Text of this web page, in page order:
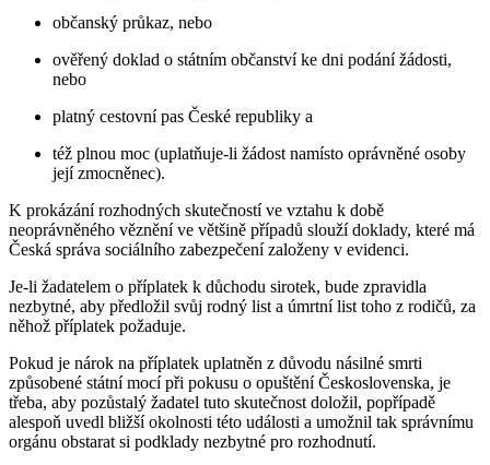
občanský průkaz, nebo
ověřený doklad o státním občanství ke dni podání žádosti,
nebo
platný cestovní pas České republiky a
též plnou moc (uplatňuje-li žádost namísto oprávněné osoby
její zmocněnec).
K prokázání rozhodných skutečností ve vztahu k době
neoprávněného věznění ve většině případů slouží doklady, které má
Česká správa sociálního zabezpečení založeny v evidenci.
Je-li žadatelem o příplatek k důchodu sirotek, bude zpravidla
nezbytné, aby předložil svůj rodný list a úmrtní list toho z rodičů, za
něhož příplatek požaduje.
Pokud je nárok na příplatek uplatněn z důvodu násilné smrti
způsobené státní mocí při pokusu o opuštění Československa, je
třeba, aby pozůstalý žadatel tuto skutečnost doložil, popřípadě
alespoň uvedl bližší okolnosti této události a umožnil tak správnímu
orgánu obstarat si podklady nezbytné pro rozhodnutí.